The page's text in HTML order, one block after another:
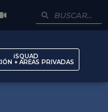
iSQUAD
+ AREAS PRIVADAS